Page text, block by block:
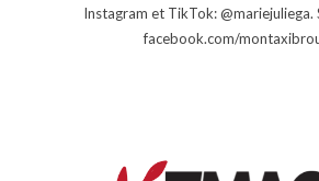
Instagram et TikTok: @mariejuliega.
facebook.com/